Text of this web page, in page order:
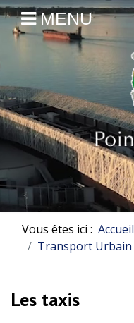
MENU
Vous êtes ici : Accueil
Transport Urbain
Les taxis